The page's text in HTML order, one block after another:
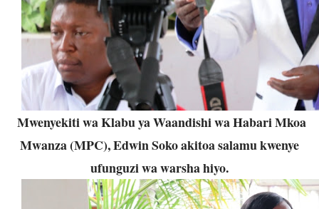
Mwenyekiti wa Klabu ya Waandishi wa Habari Mkoa
Mwanza (MPC), Edwin Soko akitoa salamu kwenye
ufunguzi wa warsha hiyo.